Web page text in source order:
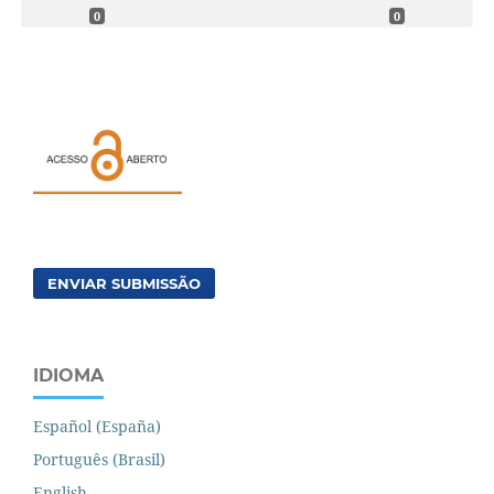
0 0
ENVIAR SUBMISSÃO
IDIOMA
Español (España)
Português (Brasil)